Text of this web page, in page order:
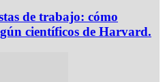
de trabajo: cómo
científicos de Harvard.